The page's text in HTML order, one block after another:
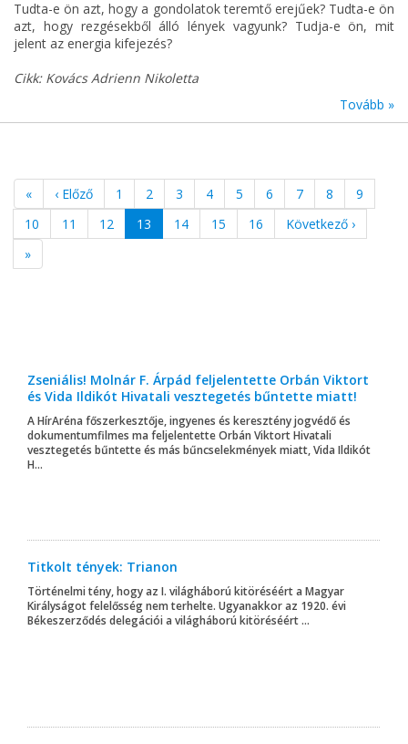
Tudta-e ön azt, hogy a gondolatok teremtő erejűek? Tudta-e ön
azt, hogy rezgésekből álló lények vagyunk? Tudja-e ön, mit
jelent az energia kifejezés?
Cikk: Kovács Adrienn Nikoletta
Tovább »
« ‹ Előző 1 2 3 4 5 6 7 8
9
10
11 12 13 14 15 16
Következő ›
»
Zseniális! Molnár F. Árpád feljelentette Orbán Viktort
és Vida Ildikót Hivatali vesztegetés bűntette miatt!
A HírAréna főszerkesztője, ingyenes és keresztény jogvédő és
dokumentumfilmes ma feljelentette Orbán Viktort Hivatali
vesztegetés bűntette és más bűncselekmények miatt, Vida Ildikót
H...
Titkolt tények: Trianon
Történelmi tény, hogy az I. világháború kitöréséért a Magyar
Királyságot felelősség nem terhelte. Ugyanakkor az 1920. évi
Békeszerződés delegációi a világháború kitöréséért ...